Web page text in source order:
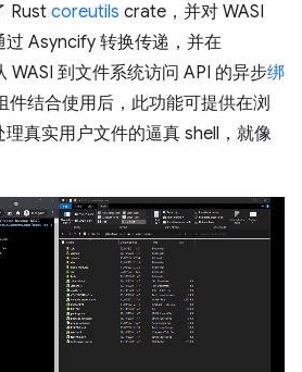
Rustcoreutils crate，并对 WASI
Asyncify 转换传递，并在
WASI 到文件系统访问 API 的异步绑
件结合使用后，此功能可提供在浏
真实用户文件的逼真 shell，就像